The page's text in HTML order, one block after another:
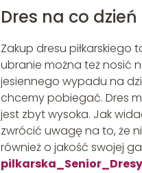
Dres na co dzień
Zakup dresu piłkarskiego
ubranie można też nosić
jesiennego wypadu na
chcemy pobiegać. Dres
jest zbyt wysoka. Jak
zwrócić uwagę na to, że
również o jakość swojej